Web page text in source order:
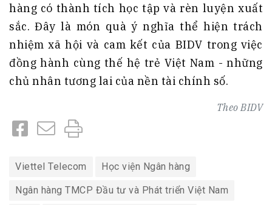
hàng có thành tích học tập và rèn luyện xuất
sắc. Đây là món quà ý nghĩa thể hiện trách
nhiệm xã hội và cam kết của BIDV trong việc
đồng hành cùng thế hệ trẻ Việt Nam - những
chủ nhân tương lai của nền tài chính số.
Theo BIDV
Viettel Telecom Học viện Ngân hàng
Ngân hàng TMCP Đầu tư và Phát triển Việt Nam